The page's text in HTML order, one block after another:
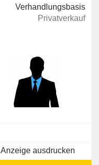
Verhandlungsbasis
Privatverkauf
Anzeige ausdrucken